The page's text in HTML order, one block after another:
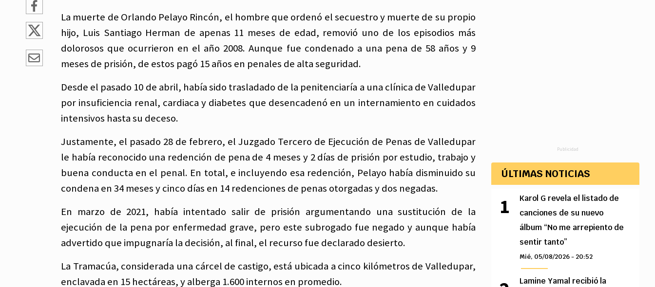
La muerte de Orlando Pelayo Rincón, el hombre que ordenó el secuestro y muerte de su propio
hijo, Luis Santiago Herman de apenas 11 meses de edad, removió uno de los episodios más
dolorosos que ocurrieron en el año 2008. Aunque fue condenado a una pena de 58 años y 9
meses de prisión, de estos pagó 15 años en penales de alta seguridad.
Desde el pasado 10 de abril, había sido trasladado de la penitenciaría a una clínica de Valledupar
por insuficiencia renal, cardiaca y diabetes que desencadenó en un internamiento en cuidados
intensivos hasta su deceso.
Justamente, el pasado 28 de febrero, el Juzgado Tercero de Ejecución de Penas de Valledupar
le había reconocido una redención de pena de 4 meses y 2 días de prisión por estudio, trabajo y
buena conducta en el penal. En total, e incluyendo esa redención, Pelayo había disminuido su
condena en 34 meses y cinco días en 14 redenciones de penas otorgadas y dos negadas.
En marzo de 2021, había intentado salir de prisión argumentando una sustitución de la
ejecución de la pena por enfermedad grave, pero este subrogado fue negado y aunque había
advertido que impugnaría la decisión, al final, el recurso fue declarado desierto.
La Tramacúa, considerada una cárcel de castigo, está ubicada a cinco kilómetros de Valledupar,
enclavada en 15 hectáreas, y alberga 1.600 internos en promedio.
Publicidad
ÚLTIMAS NOTICIAS
Karol G revela el listado de
canciones de su nuevo
álbum “No me arrepiento de
sentir tanto”
Mié, 05/08/2026 - 20:52
Lamine Yamal recibió la